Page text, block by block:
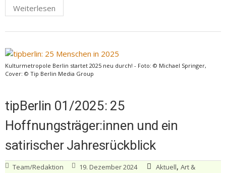
Weiterlesen
Kulturmetropole Berlin startet 2025 neu durch! - Foto: © Michael Springer,
Cover: © Tip Berlin Media Group
tipBerlin 01/2025: 25
Hoffnungsträger:innen und ein
satirischer Jahresrückblick
Team/Redaktion 19. Dezember 2024 Aktuell, Art &